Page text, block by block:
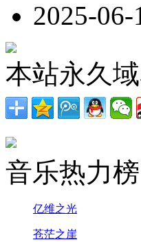
2025-06-
本站永久
音乐热力榜
亿维之光
苍茫之崖